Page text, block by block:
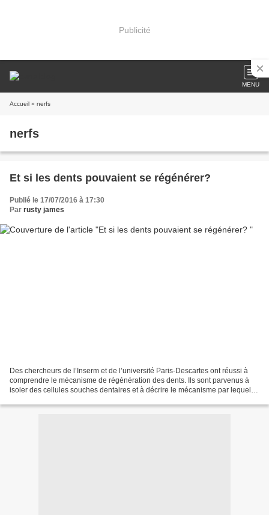
Publicité
MENU
Accueil » nerfs
nerfs
Et si les dents pouvaient se régénérer?
Publié le 17/07/2016 à 17:30
Par rusty james
Des chercheurs de l’Inserm et de l’université Paris-Descartes ont réussi à
comprendre le mécanisme de régénération des dents. Ils sont parvenus à
isoler des cellules souches dentaires et à décrire le mécanisme par lequel